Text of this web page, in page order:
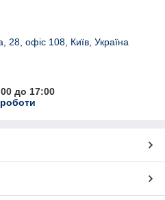
28, офіс 108, Київ, Україна
до 17:00